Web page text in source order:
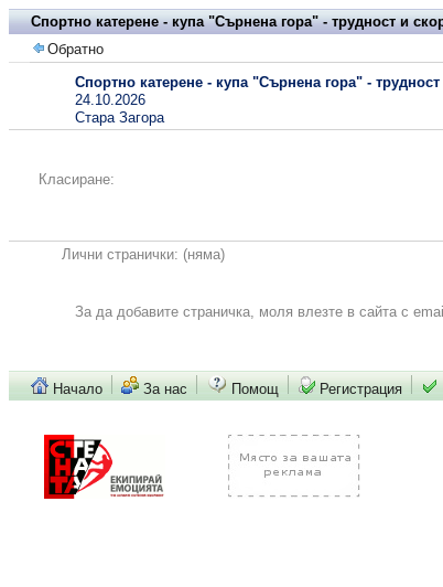
Спортно катерене - купа "Сърнена гора" - трудност и
Обратно
Спортно катерене - купа "Сърнена гора" -
24.10.2026
Стара Загора
Класиране:
Лични странички: (няма)
За да добавите страничка, моля влезте в сайта с
Начало За нас Помощ Регистрация